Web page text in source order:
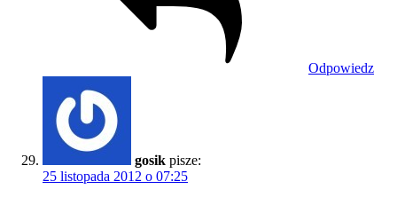
Odpowiedz
gosik pisze:
25 listopada 2012 o 07:25